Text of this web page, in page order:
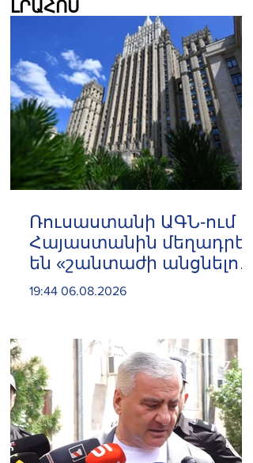
ԼՐԱՀՈՍ
Ռուսաստանի ԱԳՆ-ում
Հայաստանին մեղադրել
են «շանտաժի անցնելու
փորձերի» մեջ
19:44 06.08.2026